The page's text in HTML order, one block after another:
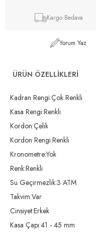
Kargo Bedava
Yorum Yaz
ÜRÜN ÖZELLIKLERI
Kadran Rengi:Çok Renkli
Kasa Rengi:Renkli
Kordon:Çelik
Kordon Rengi:Renkli
Kronometre:Yok
Renk:Renkli
Su Geçirmezlik:3 ATM
Takvim:Var
Cinsiyet:Erkek
Kasa Çapı:41 - 45 mm